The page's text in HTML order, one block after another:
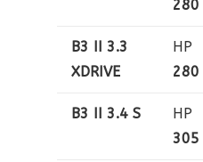
280
B3 II 3.3
XDRIVE
HP
280
B3 II 3.4 S
HP
305